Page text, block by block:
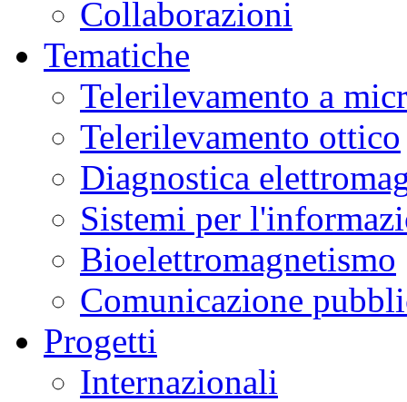
Collaborazioni
Tematiche
Telerilevamento a
Telerilevamento ottico
Diagnostica
Sistemi per
Bioelettromagnetismo
Comunicazione
Progetti
Internazionali